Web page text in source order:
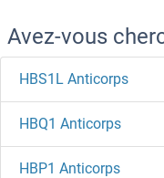
Avez-vous
HBS1L Anticorps
HBQ1 Anticorps
HBP1 Anticorps